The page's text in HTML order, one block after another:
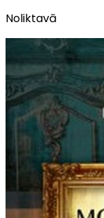
Noliktavā